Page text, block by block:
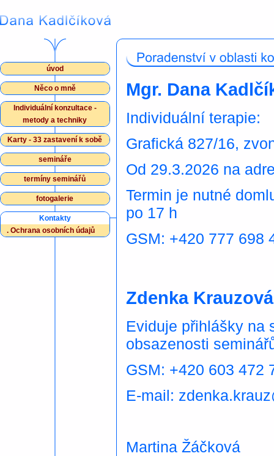
Mgr. Dana
Individuální terapie:
Grafická 827/16,
Od 29.3.2026 na
Termin je nutné
po 17 h
GSM: +420 777
Zdenka Krauzová
Eviduje přihlášky na
obsazenosti
GSM: +420 603
E-mail:
Martina Žáčková
úvod
Něco o mně
Individuální konzultace -
metody a techniky
Karty - 33 zastavení k sobě
semináře
termíny seminářů
fotogalerie
Kontakty
. Ochrana osobních údajů